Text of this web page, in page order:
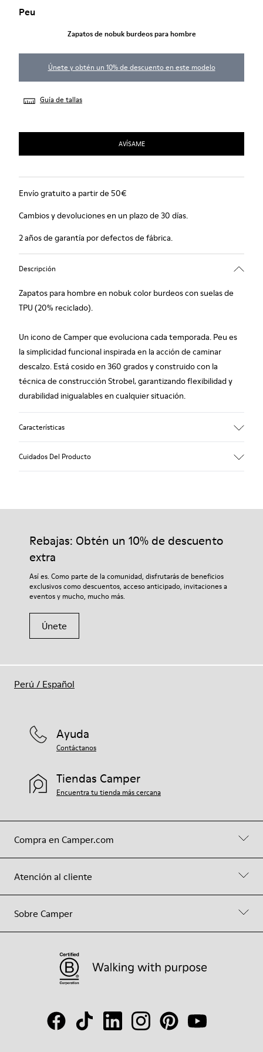
Peu
Zapatos de nobuk burdeos para hombre
Únete y obtén un 10% de descuento en este modelo
Guía de tallas
AVÍSAME
Envío gratuito a partir de 50€
Cambios y devoluciones en un plazo de 30 días.
2 años de garantía por defectos de fábrica.
Descripción
Zapatos para hombre en nobuk color burdeos con suelas de
TPU (20% reciclado).
Un icono de Camper que evoluciona cada temporada. Peu es
la simplicidad funcional inspirada en la acción de caminar
descalzo. Está cosido en 360 grados y construido con la
técnica de construcción Strobel, garantizando flexibilidad y
durabilidad inigualables en cualquier situación.
Características
Plantilla
Plantilla de PU
45% poliéster reciclado 34% piel 21% piel
Cuidados Del Producto
Nuestros zapatos se han fabricado con materiales de primera
adecuados para el cuidado del calzado los protegerá y
garantizará que duren más tiempo.
Si deseas obtener información detallada sobre cómo cuidar de
tu par, visita nuestraGuía para el cuidado del calzado.
Rebajas: Obtén un 10% de descuento
extra
Así es. Como parte de la comunidad, disfrutarás de beneficios
exclusivos como descuentos, acceso anticipado, invitaciones a
eventos y mucho, mucho más.
Únete
Compra en Camper.com
Atención al cliente
Sobre Camper
Ayuda
Contáctanos
Tiendas Camper
Encuentra tu tienda más cercana
Perú / Español